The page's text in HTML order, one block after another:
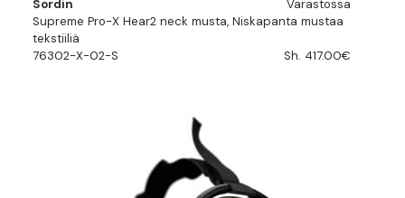
Sordin
Varastossa
Supreme Pro-X Hear2 neck musta, Niskapanta mustaa
tekstiiliä
76302-X-02-S
Sh. 417.00€